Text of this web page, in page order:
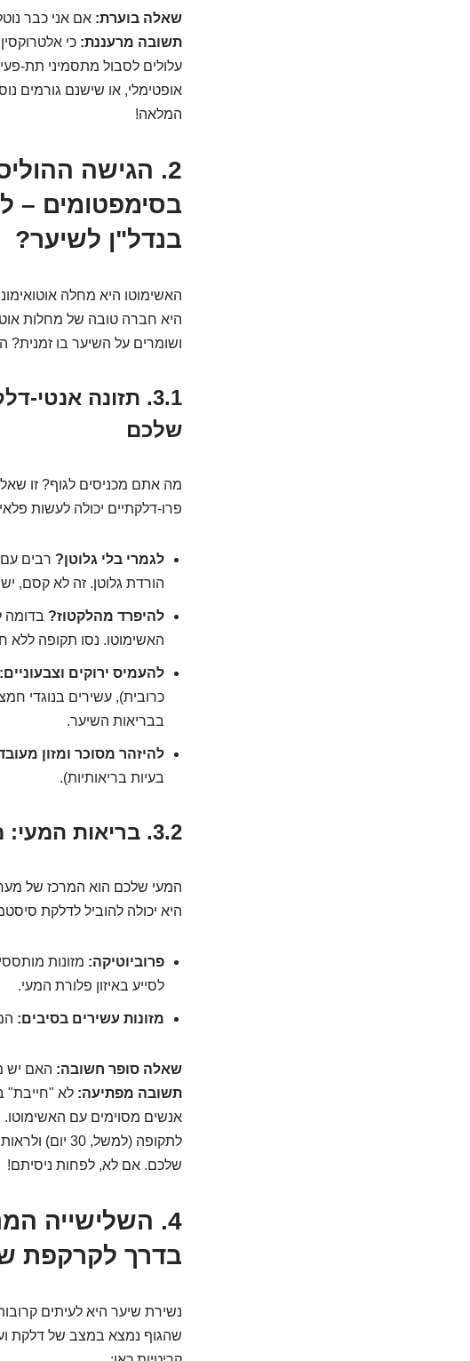
שאלה בוערת: אם אני כבר
תשובה מרעננת:
עלולים לסבול מתסמיני תת-
אופטימלי, או שישנם גורמים
המלאה!
2. הגישה
בסימפטומים –
בנדל"ן לשיער?
האשימוטו היא מחלה
היא חברה טובה של מחלות
ושומרים על השיער בו זמנית?
3.1. תזונה
שלכם
מה אתם מכניסים לגוף? זו
פרו-דלקתיים יכולה לעשות
לגמרי בלי גלוטן? רבים
הורדת גלוטן. זה לא קסם, יש
להיפרד מהלקטוז? בדומה
האשימוטו. נסו תקופה ללא
להעמיס ירוקים וצבעוניים:
כרובית), עשירים בנוגדי
בבריאות השיער.
להיזהר מסוכר ומזון
בעיות בריאותיות).
3.2. בריאות המעי: מאיפה הכל מתחיל?
המעי שלכם הוא המרכז של
היא יכולה להוביל לדלקת
פרוביוטיקה: מזונות
לסייע באיזון פלורת המעי.
מזונות עשירים בסיבים:
שאלה סופר חשובה: האם יש
תשובה מפתיעה: לא "חייבת"
אנשים מסוימים עם האשימוטו.
לתקופה
שלכם. אם לא, לפחות ניסיתם!
4. השלישייה
בדרך לקרקפת
נשירת שיער היא לעיתים
שהגוף נמצא במצב של דלקת